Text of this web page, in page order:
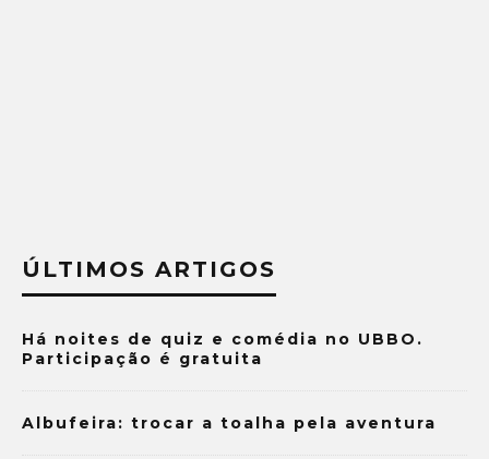
ÚLTIMOS ARTIGOS
Há noites de quiz e comédia no UBBO.
Participação é gratuita
Albufeira: trocar a toalha pela aventura